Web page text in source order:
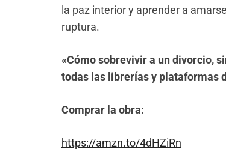
la paz interior y aprender a
ruptura.
«Cómo sobrevivir a un divorcio,
todas las librerías y plataformas
Comprar la obra:
https://amzn.to/4dHZiRn